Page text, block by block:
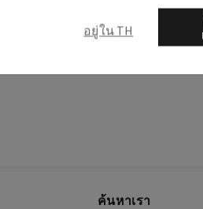
ค้นหาเรา
อยู่ใน TH